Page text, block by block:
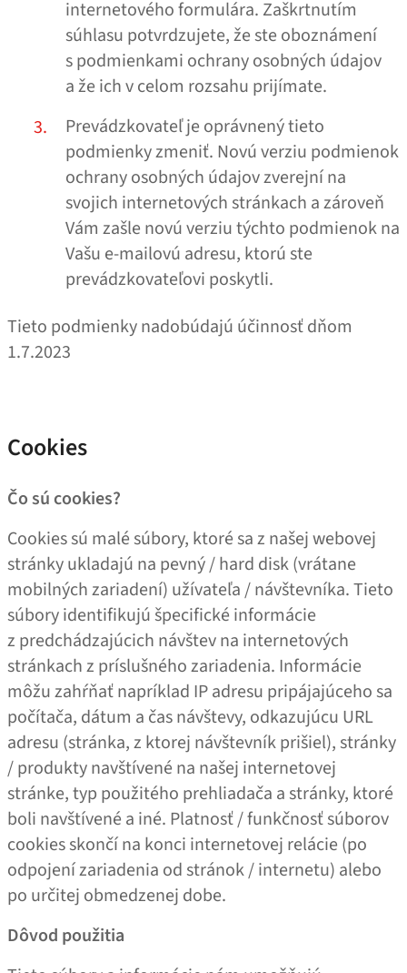
internetového formulára. Zaškrtnutím
súhlasu potvrdzujete, že ste oboznámení
s podmienkami ochrany osobných údajov
a že ich v celom rozsahu prijímate.
Prevádzkovateľ je oprávnený tieto
podmienky zmeniť. Novú verziu podmienok
ochrany osobných údajov zverejní na
svojich internetových stránkach a zároveň
Vám zašle novú verziu týchto podmienok na
Vašu e‑mailovú adresu, ktorú ste
prevádzkovateľovi poskytli.
Tieto podmienky nadobúdajú účinnosť dňom
1.7.2023
Cookies
Čo sú cookies?
Cookies sú malé súbory, ktoré sa z našej webovej
stránky ukladajú na pevný / hard disk (vrátane
mobilných zariadení) užívateľa / návštevníka. Tieto
súbory identifikujú špecifické informácie
z predchádzajúcich návštev na internetových
stránkach z príslušného zariadenia. Informácie
môžu zahŕňať napríklad IP adresu pripájajúceho sa
počítača, dátum a čas návštevy, odkazujúcu URL
adresu (stránka, z ktorej návštevník prišiel), stránky
/ produkty navštívené na našej internetovej
stránke, typ použitého prehliadača a stránky, ktoré
boli navštívené a iné. Platnosť / funkčnosť súborov
cookies skončí na konci internetovej relácie (po
odpojení zariadenia od stránok / internetu) alebo
po určitej obmedzenej dobe.
Dôvod použitia